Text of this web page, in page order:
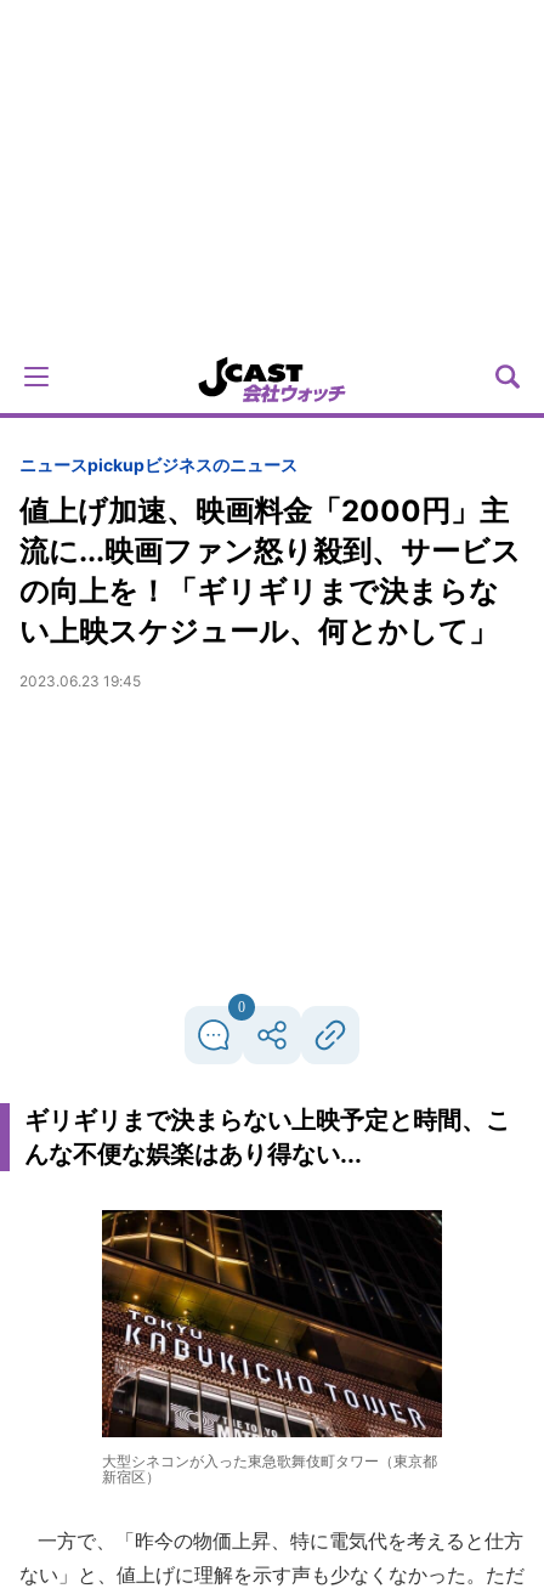
ニュースpickupビジネスのニュース
値上げ加速、映画料金「2000円」主
流に...映画ファン怒り殺到、サービス
の向上を！「ギリギリまで決まらな
い上映スケジュール、何とかして」
2023.06.23 19:45
0
ギリギリまで決まらない上映予定と時間、こ
んな不便な娯楽はあり得ない...
大型シネコンが入った東急歌舞伎町タワー（東京都
新宿区）
一方で、「昨今の物価上昇、特に電気代を考えると仕方
ない」と、値上げに理解を示す声も少なくなかった。ただ